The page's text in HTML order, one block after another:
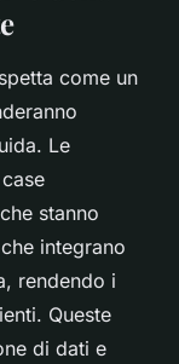
come un
Le
stanno
integrano
rendendo i
Queste
di dati e